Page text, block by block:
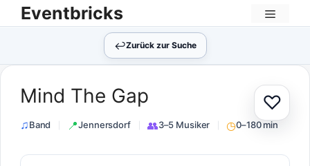
Zum
Inhalt
Eventbricks
Menü
↩︎Zurück zur Suche
♡Zur
Mind The Gap
Band Jennersdorf 3–5 Musiker 0–180 min